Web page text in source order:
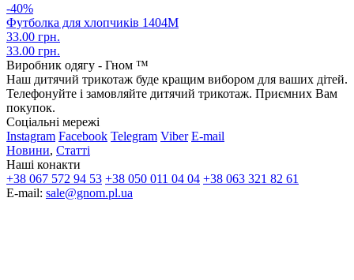
-40%
Футболка для хлопчиків 1404М
33.00 грн.
33.00 грн.
Виробник одягу - Гном ™
Наш дитячий трикотаж буде кращим вибором для ваших дітей.
Телефонуйте і замовляйте дитячий трикотаж. Приємних Вам
покупок.
Соціальні мережі
Instagram Facebook Telegram Viber E-mail
Новини, Статті
Наші конакти
+38 067 572 94 53 +38 050 011 04 04 +38 063 321 82 61
E-mail: sale@gnom.pl.ua